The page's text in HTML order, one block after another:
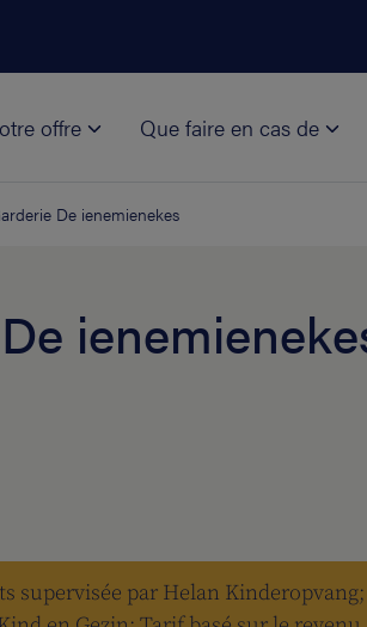
offre Que faire en cas de
De ienemienekes
supervisée par Helan Kinderopvang;